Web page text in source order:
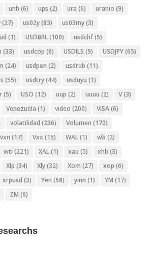
unh (6) ups (2) ura (6) uranio (9)
(27) us02y(83) us03my(3)
(1) USDBRL(100) usdchf(5)
(33) usdcop (8) USDILS (9) USDJPY(65)
(24) usdpen (2) usdrub (11)
(55) usdtry(44) usduyu (1)
(5) USO (12) uup (2) uuuu (2) V(3)
Venezuela (1) video (200) VISA(6)
volatilidad (236) Volumen (170)
vxn (17) Vxx (15) WAL(1) wb (2)
wti (221) XAL(1) xau (5) xhb (3)
Xlp (34) Xly(32) Xom (27) xop (6)
xrpusd (3) Yen (58) yinn (1) YM (17)
ZM (6)